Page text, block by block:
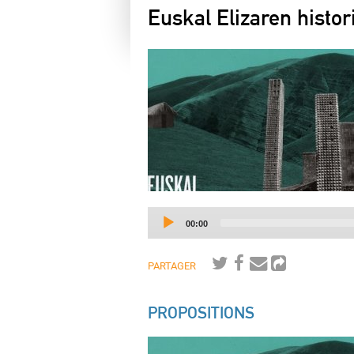
Euskal Elizaren
Current
00:00
PARTAGER
PROPOSITIONS